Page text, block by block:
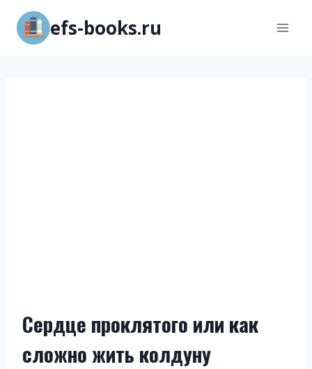
Перейти
содержимому
efs-books.ru
Сердце проклятого или как
сложно жить колдуну